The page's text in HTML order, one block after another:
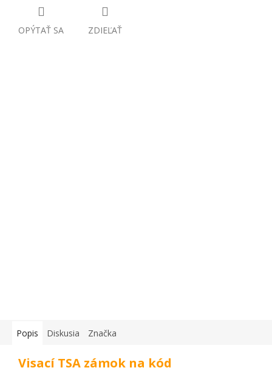
OPÝTAŤ SA ZDIEĽAŤ
Popis Diskusia Značka
Visací TSA zámok na kód